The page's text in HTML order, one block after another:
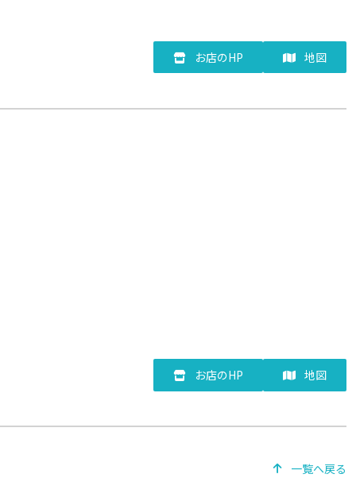
お店のHP 地図
お店のHP 地図
一覧へ戻る